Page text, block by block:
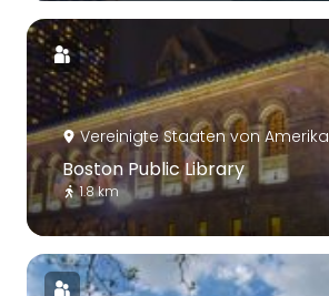
Vereinigte Staaten von Amerika
Boston Public Library
1.8 km